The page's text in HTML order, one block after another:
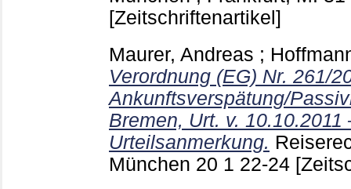
[Zeitschriftenartikel]
Maurer, Andreas ;
Verordnung (EG) Nr. 261/
Ankunftsverspätung/
Bremen, Urt. v. 10.10.2011
Urteilsanmerkung.
München 20 1 22-24